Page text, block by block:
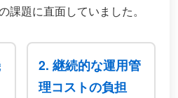
課題に直面していました。
2. 継続的な運用管
理コストの負担